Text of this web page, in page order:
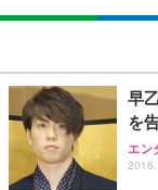
ュ
￥
ワ
能
【
フッ
x2
￥
ネ
り
早
を
エン